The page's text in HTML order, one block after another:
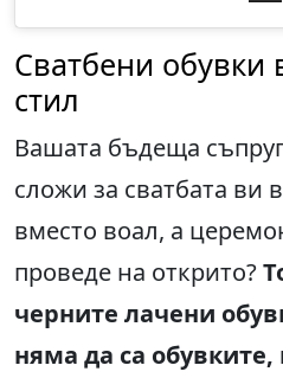
Сватбени обувки
стил
Вашата бъдеща
сложи за сватбата ви
вместо воал, а
проведе на открито?
черните лачени
няма да са